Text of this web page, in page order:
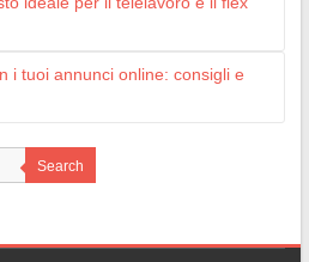
i tuoi annunci online: consigli e
Search